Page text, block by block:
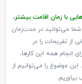
روز نسبت به تورهایی با زمان اقامت بیشتر،
می‌توانید در مدت‌زمان
از تفریحات را در
انجام همه این کارها،
موضوع را می‌توانیم از